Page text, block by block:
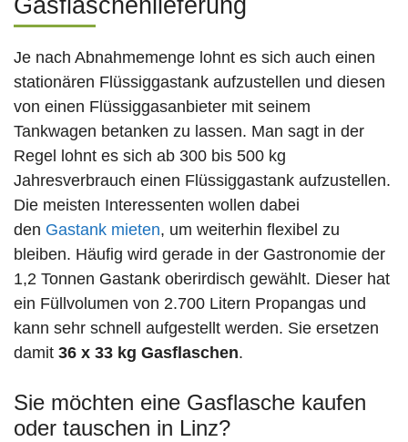
Gasflaschenlieferung
Je nach Abnahmemenge lohnt es sich auch einen
stationären Flüssiggastank aufzustellen und diesen
von einen Flüssiggasanbieter mit seinem
Tankwagen betanken zu lassen. Man sagt in der
Regel lohnt es sich ab 300 bis 500 kg
Jahresverbrauch einen Flüssiggastank aufzustellen.
Die meisten Interessenten wollen dabei
den Gastank mieten, um weiterhin flexibel zu
bleiben. Häufig wird gerade in der Gastronomie der
1,2 Tonnen Gastank oberirdisch gewählt. Dieser hat
ein Füllvolumen von 2.700 Litern Propangas und
kann sehr schnell aufgestellt werden. Sie ersetzen
damit 36 x 33 kg Gasflaschen.
Sie möchten eine Gasflasche kaufen
oder tauschen in Linz?